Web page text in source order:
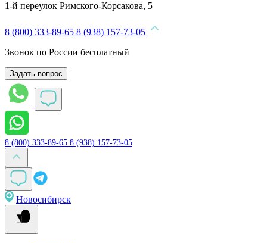
1-й переулок Римского-Корсакова, 5
8 (800) 333-89-65 8 (938) 157-73-05
Звонок по России бесплатный
Задать вопрос
8 (800) 333-89-65 8 (938) 157-73-05
Новосибирск